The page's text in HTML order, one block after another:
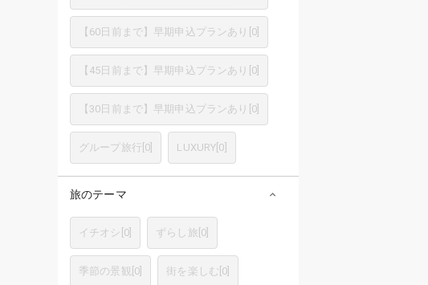
【60日前まで】早期申込プランあり 0]
【45日前まで】早期申込プランあり 0]
【30日前まで】早期申込プランあり 0]
グループ旅行 0 LUXURY 0
旅のテーマ
イチオシ 0] ずらし旅 0
季節の景観 0 街を楽しむ 0